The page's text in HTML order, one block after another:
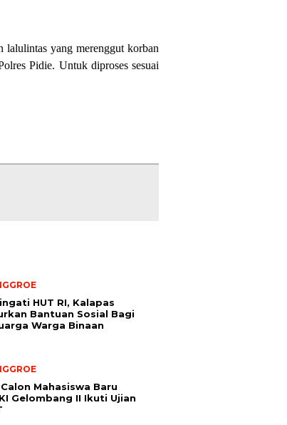
lalulintas yang merenggut korban
Pidie. Untuk diproses sesuai
HUT RI, Kalapas
Bantuan Sosial Bagi
Warga Binaan
Calon Mahasiswa Baru
Gelombang II Ikuti Ujian